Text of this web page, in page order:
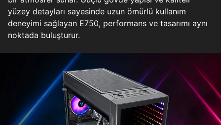
yüzey detayları sayesinde uzun ömürlü kullanım
deneyimi sağlayan E750, performans ve tasarımı aynı
noktada buluşturur.